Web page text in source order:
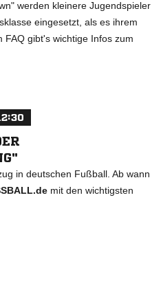
werden kleinere Jugendspieler
eingesetzt, als es ihrem
FAQ gibt's wichtige Infos zum
in deutschen Fußball. Ab wann
mit den wichtigsten